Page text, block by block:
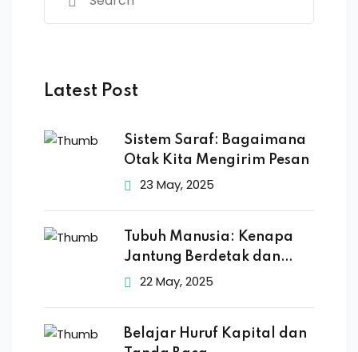
Latest Post
Sistem Saraf: Bagaimana
Otak Kita Mengirim Pesan
23 May, 2025
Tubuh Manusia: Kenapa
Jantung Berdetak dan
Otak
22 May, 2025
Belajar Huruf Kapital dan